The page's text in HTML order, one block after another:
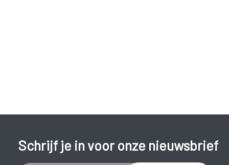
Schrijf je in voor onze nieuwsbrief